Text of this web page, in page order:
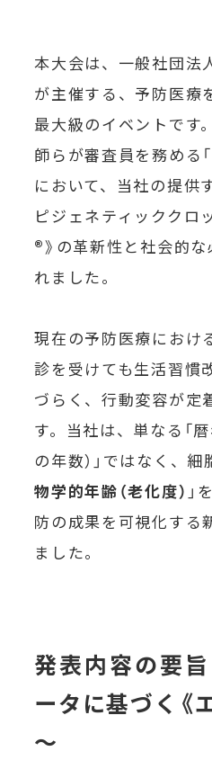
本大会は、一般社団法
が主催する、予防医療
最大級のイベントです
師らが審査員を務める
において、当社の提供
ピジェネティッククロ
®》の革新性と社会的
れました。
現在の予防医療におけ
診を受けても生活習慣
づらく、行動変容が定
す。当社は、単なる「
の年数）」ではなく、
物学的年齢（老化度） 」
防の成果を可視化する
ました。
発表内容の要
ータに基づく《
〜